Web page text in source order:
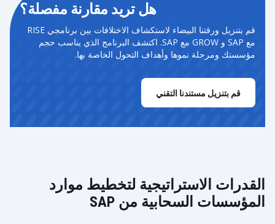
هل تريد مقارنة مفصلة؟
قم بتنزيل ورقتنا البيضاء لاستكشاف الاختلافات بين برنامجي RISE
مع SAP و GROW مع SAP. اكتشف البرنامج الذي يناسب حجم
مؤسستك ومرحلة نموها وأهداف التحول الخاصة بها.
قم بتنزيل مستندنا التقني
القدرات الاستراتيجية لتخطيط موارد
المؤسسات السحابية من SAP